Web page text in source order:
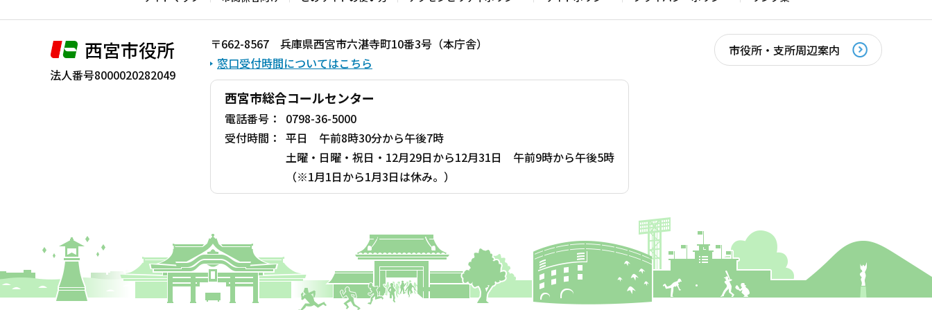
西宮市役所
法人番号8000020282049
〒662-8567 兵庫県西宮市六湛寺町10番3号（本庁舎）
窓口受付時間についてはこちら
西宮市総合コールセンター
電話番号：
0798-36-5000
受付時間： 平日 午前8時30分から午後7時
土曜・日曜・祝日・12月29日から12月31日 午前9時から午後5時
（※1月1日から1月3日は休み。）
市役所・支所周辺案内